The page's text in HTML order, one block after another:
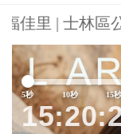
| 士林區公所
5秒 10秒 15秒
Previous